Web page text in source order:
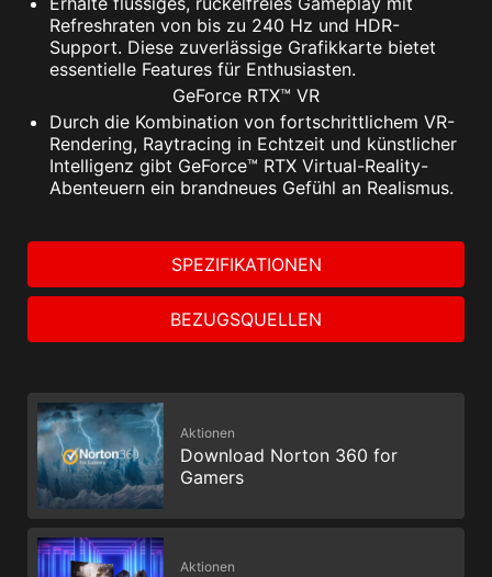
Refreshraten von bis zu 240 Hz und HDR-
Support. Diese zuverlässige Grafikkarte bietet
essentielle Features für Enthusiasten.
GeForce RTX™ VR
Durch die Kombination von fortschrittlichem VR-
Rendering, Raytracing in Echtzeit und künstlicher
Intelligenz gibt GeForce™ RTX Virtual-Reality-
Abenteuern ein brandneues Gefühl an Realismus.
SPEZIFIKATIONEN
BEZUGSQUELLEN
Aktionen
Download Norton 360 for
Gamers
Aktionen